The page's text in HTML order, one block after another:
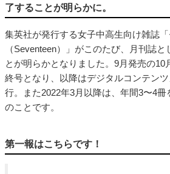
了することが明らかに。
集英社が発行する女子中高生向け雑誌
（Seventeen）」がこのたび、月刊誌
とが明らかとなりました。9月発売の10
終号となり、以降はデジタルコンテン
行。また2022年3月以降は、年間3〜4冊
のことです。
第一報はこちらです！